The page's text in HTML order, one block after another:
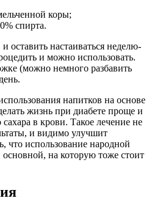
коры;
спирта.
настаиваться неделю-
и можно использовать.
(можно немного разбавить
напитков на основе
жизнь при диабете проще и
в крови. Такое лечение не
и видимо улучшит
что использование народной
на которую тоже стоит